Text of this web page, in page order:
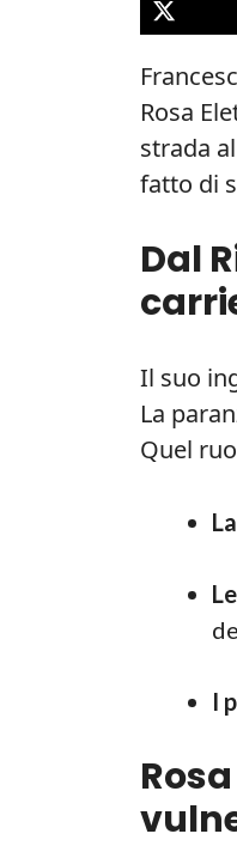
Rosa
strada
fatto di
Dal
Il suo
La
Quel
I